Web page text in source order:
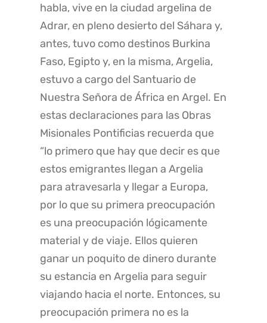
habla, vive en la ciudad argelina de
Adrar, en pleno desierto del Sáhara y,
antes, tuvo como destinos Burkina
Faso, Egipto y, en la misma, Argelia,
estuvo a cargo del Santuario de
Nuestra Señora de África en Argel. En
estas declaraciones para las Obras
Misionales Pontificias recuerda que
“lo primero que hay que decir es que
estos emigrantes llegan a Argelia
para atravesarla y llegar a Europa,
por lo que su primera preocupación
es una preocupación lógicamente
material y de viaje. Ellos quieren
ganar un poquito de dinero durante
su estancia en Argelia para seguir
viajando hacia el norte. Entonces, su
preocupación primera no es la